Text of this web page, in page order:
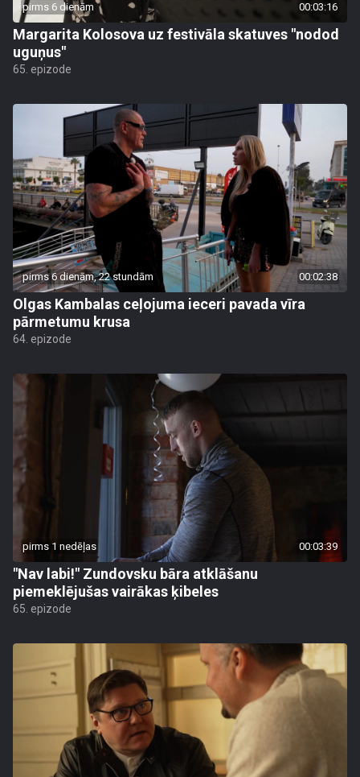
pirms 6 dienām 00:03:16
Margarita Kolosova uz festivāla skatuves "nodod
uguņus"
65. epizode
pirms 6 dienām, 22 stundām 00:02:38
Olgas Kambalas ceļojuma ieceri pavada vīra
pārmetumu krusa
64. epizode
pirms 1 nedēļas 00:03:39
"Nav labi!" Zundovsku bāra atklāšanu
piemeklējušas vairākas ķibeles
65. epizode